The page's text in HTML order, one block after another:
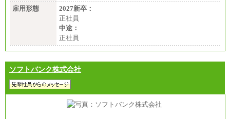
雇用形態
2027新卒：
正社員
中途：
正社員
ソフトバンク株式会社